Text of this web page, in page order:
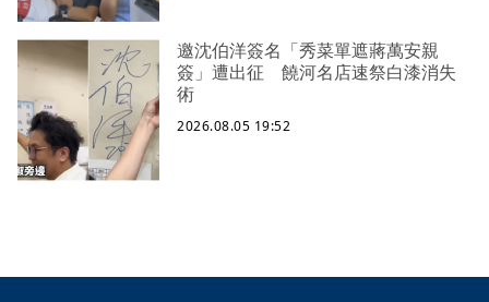
邀沈伯洋簽名「秀菜單遮蔣萬安親
簽」遭出征 饒河名店速祭白漆消失
術
2026.08.05 19:52